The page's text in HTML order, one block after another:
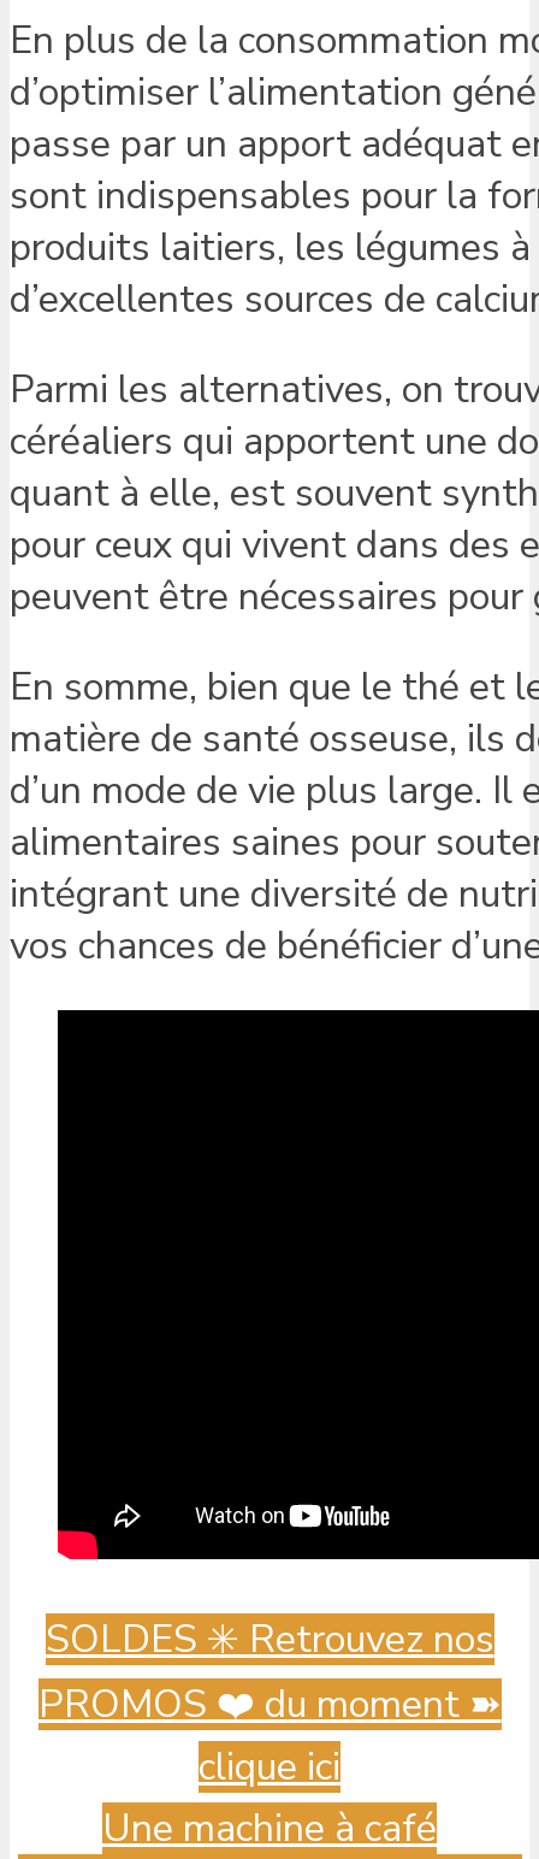
En plus de la consommation
d’optimiser l’alimentation
passe par un apport adéquat
sont indispensables pour la
produits laitiers, les légumes
d’excellentes sources de
Parmi les alternatives, on
céréaliers qui apportent une
quant à elle, est souvent
pour ceux qui vivent dans
peuvent être nécessaires
En somme, bien que le thé et
matière de santé osseuse, ils
d’un mode de vie plus large.
alimentaires saines pour
intégrant une diversité de
vos chances de bénéficier
SOLDES ✳️ Retrouvez nos
PROMOS ❤️ du moment ➽
clique ici
Une machine à café